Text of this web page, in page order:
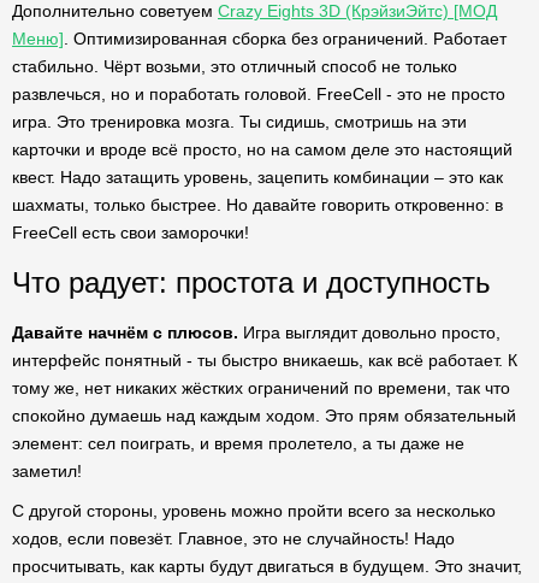
Дополнительно советуем Crazy Eights 3D (КрэйзиЭйтс) [МОД
Меню] . Оптимизированная сборка без ограничений. Работает
стабильно. Чёрт возьми, это отличный способ не только
развлечься, но и поработать головой. FreeCell - это не просто
игра. Это тренировка мозга. Ты сидишь, смотришь на эти
карточки и вроде всё просто, но на самом деле это настоящий
квест. Надо затащить уровень, зацепить комбинации – это как
шахматы, только быстрее. Но давайте говорить откровенно: в
FreeCell есть свои заморочки!
Что радует: простота и доступность
Давайте начнём с плюсов. Игра выглядит довольно просто,
интерфейс понятный - ты быстро вникаешь, как всё работает. К
тому же, нет никаких жёстких ограничений по времени, так что
спокойно думаешь над каждым ходом. Это прям обязательный
элемент: сел поиграть, и время пролетело, а ты даже не
заметил!
С другой стороны, уровень можно пройти всего за несколько
ходов, если повезёт. Главное, это не случайность! Надо
просчитывать, как карты будут двигаться в будущем. Это значит,